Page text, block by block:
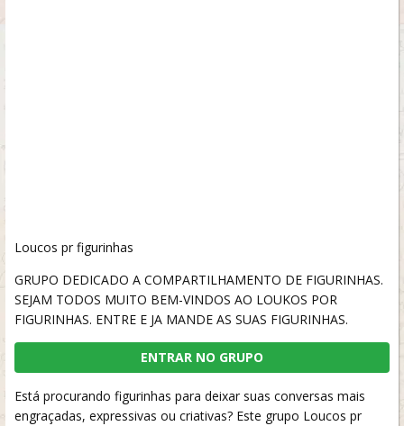
Loucos pr figurinhas
GRUPO DEDICADO A COMPARTILHAMENTO DE FIGURINHAS.
SEJAM TODOS MUITO BEM-VINDOS AO LOUKOS POR
FIGURINHAS. ENTRE E JA MANDE AS SUAS FIGURINHAS.
ENTRAR NO GRUPO
Está procurando figurinhas para deixar suas conversas mais
engraçadas, expressivas ou criativas? Este grupo Loucos pr